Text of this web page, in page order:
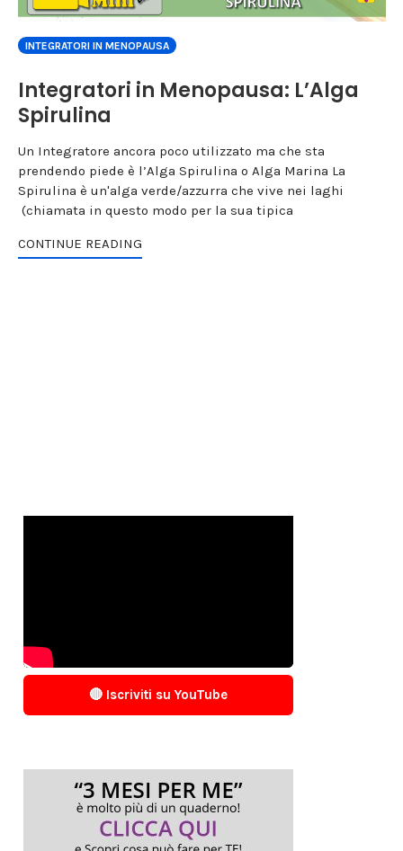
INTEGRATORI IN MENOPAUSA
Integratori in Menopausa: L’Alga
Spirulina
Un Integratore ancora poco utilizzato ma che sta
prendendo piede è l’Alga Spirulina o Alga Marina La
Spirulina è un'alga verde/azzurra che vive nei laghi
(chiamata in questo modo per la sua tipica
CONTINUE READING
🔴 Iscriviti su YouTube